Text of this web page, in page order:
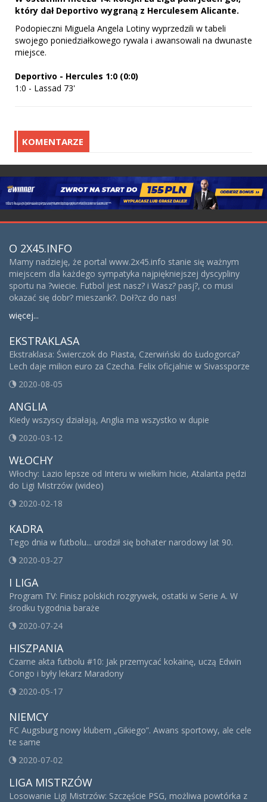
który dał Deportivo wygraną z Herculesem Alicante.
Podopieczni Miguela Angela Lotiny wyprzedzili w tabeli
swojego poniedziałkowego rywala i awansowali na dwunaste
miejsce.
Deportivo - Hercules 1:0 (0:0)
1:0 - Lassad 73'
KOMENTARZE
O 2X45.INFO
Mamy nadzieję, że portal www.2x45.info stanie się ważnym
miejscem dla każdego sympatyka najpiękniejszej dyscypliny
sportu na ?wiecie. Futbol jest nasz? i Wasz? pasj?, co musi
okazać się dobr? mieszank?. Doł?cz do nas!
więcej...
EKSTRAKLASA
Ekstraklasa: Świerczok do Piasta, Czerwiński do Łudogorca?
Lech daje milion euro za Czecha. Felix oficjalnie w Sivassporze
2020-08-05
ANGLIA
Kiedy wszyscy działają, Anglia ma wszystko w dupie
2020-03-12
WŁOCHY
Włochy: Lazio lepsze od Interu w wielkim hicie, Atalanta pędzi
do Ligi Mistrzów (wideo)
2020-02-18
KADRA
Tego dnia w futbolu... urodził się bohater narodowy lat 90.
2020-03-27
I LIGA
Program TV: Finisz polskich rozgrywek, ostatki w Serie A. W
środku tygodnia baraże
2020-07-24
HISZPANIA
Czarne akta futbolu #10: Jak przemycać kokainę, uczą Edwin
Congo i były lekarz Maradony
2020-05-17
NIEMCY
FC Augsburg nowy klubem „Gikiego”. Awans sportowy, ale cele
te same
2020-07-02
LIGA MISTRZÓW
Losowanie Ligi Mistrzów: Szczęście PSG, możliwa powtórka z